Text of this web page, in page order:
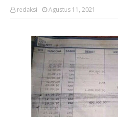
redaksi Agustus 11, 2021